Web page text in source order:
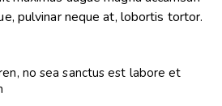
pulvinar neque at, lobortis tortor.
no sea sanctus est labore et